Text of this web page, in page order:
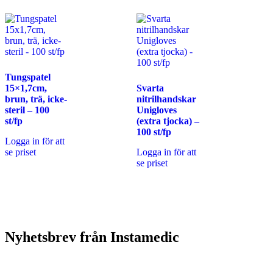
Tungspatel
15×1,7cm,
brun, trä, icke-
steril – 100
st/fp
Logga in för att
se priset
Svarta
nitrilhandskar
Unigloves
(extra tjocka) –
100 st/fp
Logga in för att
se priset
Nyhetsbrev från Instamedic